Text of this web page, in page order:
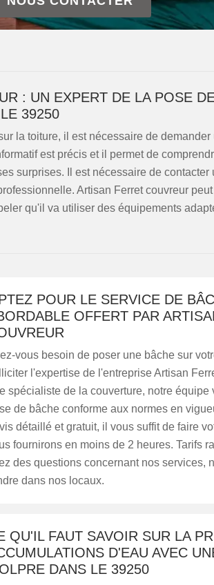
: UN EXPERT DE LA POSE
39250
la toiture, il est nécessaire de
est précis et il permet de
surprises. Il est nécessaire de contacter
Artisan Ferret couvreur
qu'il va utiliser des équipements
POUR LE SERVICE DE
OFFERT PAR
vous besoin de poser une bâche sur
l'expertise de l'entreprise Artisan
spécialiste de la couverture, notre équipe
de bâche conforme aux normes en
détaillé et gratuit, il vous suffit de faire
fournirons en moins de 2 heures. Tarifs
des questions concernant nos services,
dans nos locaux.
QU'IL FAUT SAVOIR SUR LA
D'EAU AVEC
DANS LE 39250